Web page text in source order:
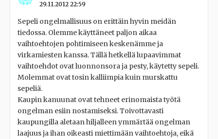
29.11.2012 22:59
Sepeli ongelmallisuus on erittäin hyvin meidän
tiedossa. Olemme käyttäneet paljon aikaa
vaihtoehtojen pohtimiseen keskenämme ja
virkamiesten kanssa. Tällä hetkellä lupaavimmat
vaihtoehdot ovat luonnonsora ja pesty, käytetty sepeli.
Molemmat ovat tosin kalliimpia kuin murskattu
sepeliä.
Kaupin kanuunat ovat tehneet erinomaista työtä
ongelman esiin nostamiseksi. Toivottavasti
kaupungilla aletaan hiljalleen ymmärtää ongelman
laajuus ja ihan oikeasti miettimään vaihtoehtoja, eikä